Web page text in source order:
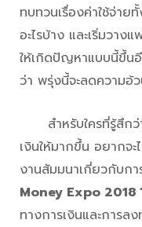
ทบทวนเรื่องค่าใช้จ่าย
อะไรบ้าง และเริ่มวาง
ให้เกิดปัญหาแบบนี้ขึ้น
ว่า พรุ่งนี้จะลดความอ้
สำหรับใครที่รู้สึกว่า
เงินให้มากขึ้น อยากจ
งานสัมมนาเกี่ยวกับก
Money Expo 2018
ทางการเงินและการล